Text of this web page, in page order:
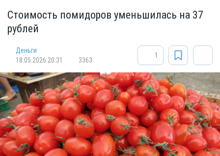
Стоимость помидоров уменьшилась на 37
рублей
Деньги
18.05.2026 20:31
3363
1